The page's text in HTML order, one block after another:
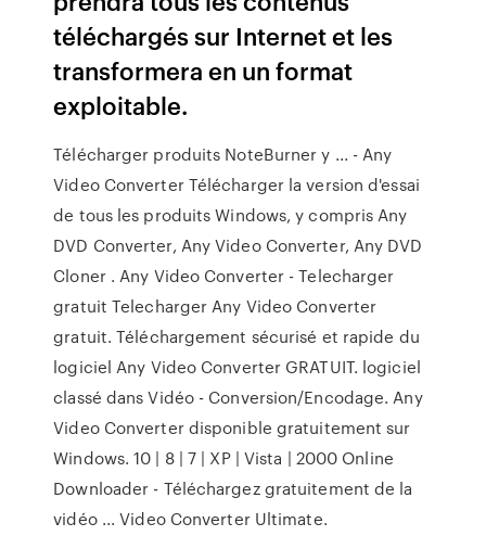
téléchargés sur Internet et les
transformera en un format
exploitable.
Télécharger produits NoteBurner y ... - Any
Video Converter Télécharger la version d'essai
de tous les produits Windows, y compris Any
DVD Converter, Any Video Converter, Any DVD
Cloner . Any Video Converter - Telecharger
gratuit Telecharger Any Video Converter
gratuit. Téléchargement sécurisé et rapide du
logiciel Any Video Converter GRATUIT. logiciel
classé dans Vidéo - Conversion/Encodage. Any
Video Converter disponible gratuitement sur
Windows. 10 | 8 | 7 | XP | Vista | 2000 Online
Downloader - Téléchargez gratuitement de la
vidéo ... Video Converter Ultimate.